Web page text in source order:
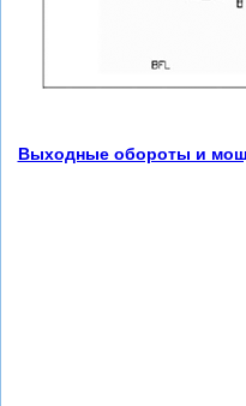
Выходные обороты и